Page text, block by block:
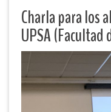
Charla para los
UPSA